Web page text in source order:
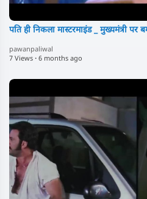
पति ही निकला मास्टरमाइंड _ मुख्यमंत्री
pawanpaliwal
7 Views · 6 months ago